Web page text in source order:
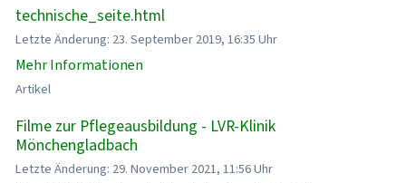
technische_seite.html
Letzte Änderung: 23. September 2019, 16:35 Uhr
Mehr Informationen
Artikel
Filme zur Pflegeausbildung - LVR-Klinik
Mönchengladbach
Letzte Änderung: 29. November 2021, 11:56 Uhr